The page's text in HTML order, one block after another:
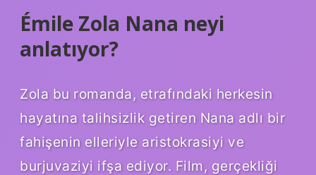
Émile Zola Nana neyi
anlatıyor?
Zola bu romanda, etrafındaki herkesin
hayatına talihsizlik getiren Nana adlı bir
fahişenin elleriyle aristokrasiyi ve
burjuvaziyi ifşa ediyor. Film, gerçekliği